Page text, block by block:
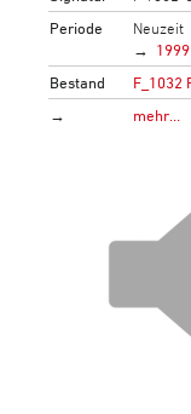
Periode
Neuzeit
1999
Bestand
F_1032
→
mehr…